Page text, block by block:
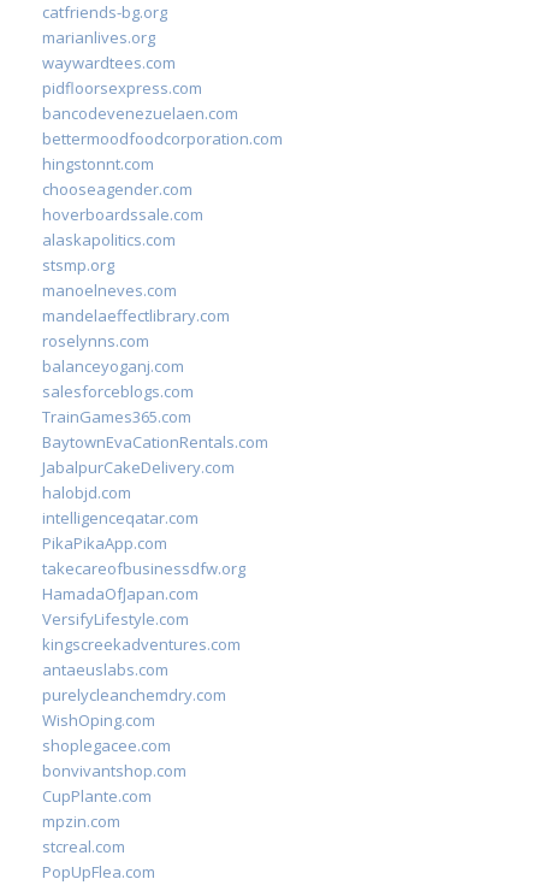
catfriends-bg.org
marianlives.org
waywardtees.com
pidfloorsexpress.com
bancodevenezuelaen.com
bettermoodfoodcorporation.com
hingstonnt.com
chooseagender.com
hoverboardssale.com
alaskapolitics.com
stsmp.org
manoelneves.com
mandelaeffectlibrary.com
roselynns.com
balanceyoganj.com
salesforceblogs.com
TrainGames365.com
BaytownEvaCationRentals.com
JabalpurCakeDelivery.com
halobjd.com
intelligenceqatar.com
PikaPikaApp.com
takecareofbusinessdfw.org
HamadaOfJapan.com
VersifyLifestyle.com
kingscreekadventures.com
antaeuslabs.com
purelycleanchemdry.com
WishOping.com
shoplegacee.com
bonvivantshop.com
CupPlante.com
mpzin.com
stcreal.com
PopUpFlea.com